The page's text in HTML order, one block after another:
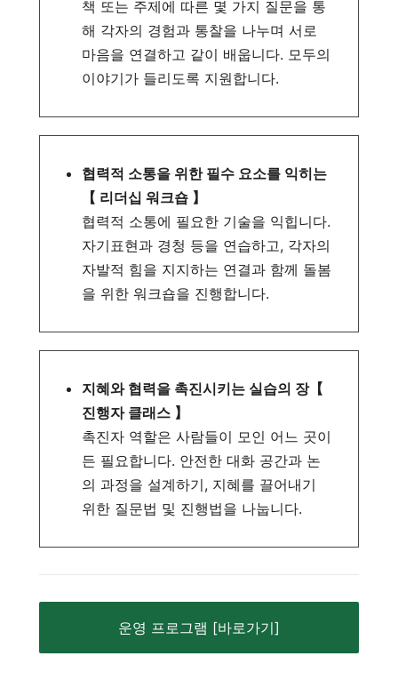
책 또는 주제에 따른 몇 가지 질문을 통
해 각자의 경험과 통찰을 나누며 서로
마음을 연결하고 같이 배웁니다. 모두의
이야기가 들리도록 지원합니다.
협력적 소통을 위한 필수 요소를 익히는
【 리더십 워크숍 】
협력적 소통에 필요한 기술을 익힙니다.
자기표현과 경청 등을 연습하고, 각자의
자발적 힘을 지지하는 연결과 함께 돌봄
을 위한 워크숍을 진행합니다.
지혜와 협력을 촉진시키는 실습의 장【
진행자 클래스 】
촉진자 역할은 사람들이 모인 어느 곳이
든 필요합니다. 안전한 대화 공간과 논
의 과정을 설계하기, 지혜를 끌어내기
위한 질문법 및 진행법을 나눕니다.
운영 프로그램 [바로가기]